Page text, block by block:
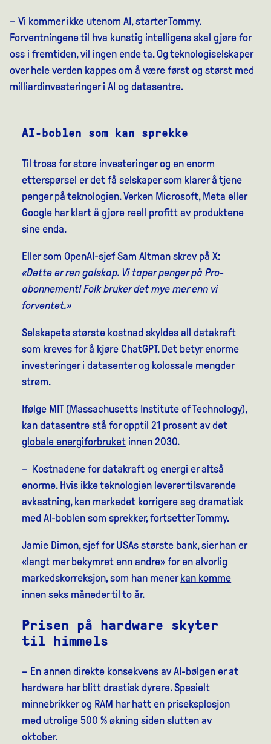
– Vi kommer ikke utenom AI, starter Tommy.
Forventningene til hva kunstig intelligens skal gjøre for
oss i fremtiden, vil ingen ende ta. Og teknologiselskaper
over hele verden kappes om å være først og størst med
milliardinvesteringer i AI og datasentre.
AI-boblen som kan sprekke
Til tross for store investeringer og en enorm
etterspørsel er det få selskaper som klarer å tjene
penger på teknologien. Verken Microsoft, Meta eller
Google har klart å gjøre reell profitt av produktene
sine enda.
Eller som OpenAI-sjef Sam Altman skrev på X:
«Dette er ren galskap. Vi taper penger på Pro-
abonnement! Folk bruker det mye mer enn vi
forventet.»
Selskapets største kostnad skyldes all datakraft
som kreves for å kjøre ChatGPT. Det betyr enorme
investeringer i datasenter og kolossale mengder
strøm.
Ifølge MIT (Massachusetts Institute of Technology),
kan datasentre stå for opptil21 prosent av det
globale energiforbruket innen 2030.
– Kostnadene for datakraft og energi er altså
enorme. Hvis ikke teknologien leverer tilsvarende
avkastning, kan markedet korrigere seg dramatisk
med AI-boblen som sprekker, fortsetter Tommy.
Jamie Dimon, sjef for USAs største bank, sier han er
«langt mer bekymret enn andre» for en alvorlig
markedskorreksjon, som han mener kan komme
innen seks måneder til to år.
Prisen på hardware skyter
til himmels
– En annen direkte konsekvens av AI-bølgen er at
hardware har blitt drastisk dyrere. Spesielt
minnebrikker og RAM har hatt en priseksplosjon
med utrolige 500 % økning siden slutten av
oktober.